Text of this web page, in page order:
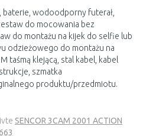
baterie, wodoodporny futerał,
do mocowania bez
do montażu na kijek do selfie lub
odzieżowego do montażu na
taśmą klejącą, stal kabel, kabel
szmatka
produktu/przedmiotu.
SENCOR 3CAM 2001 ACTION